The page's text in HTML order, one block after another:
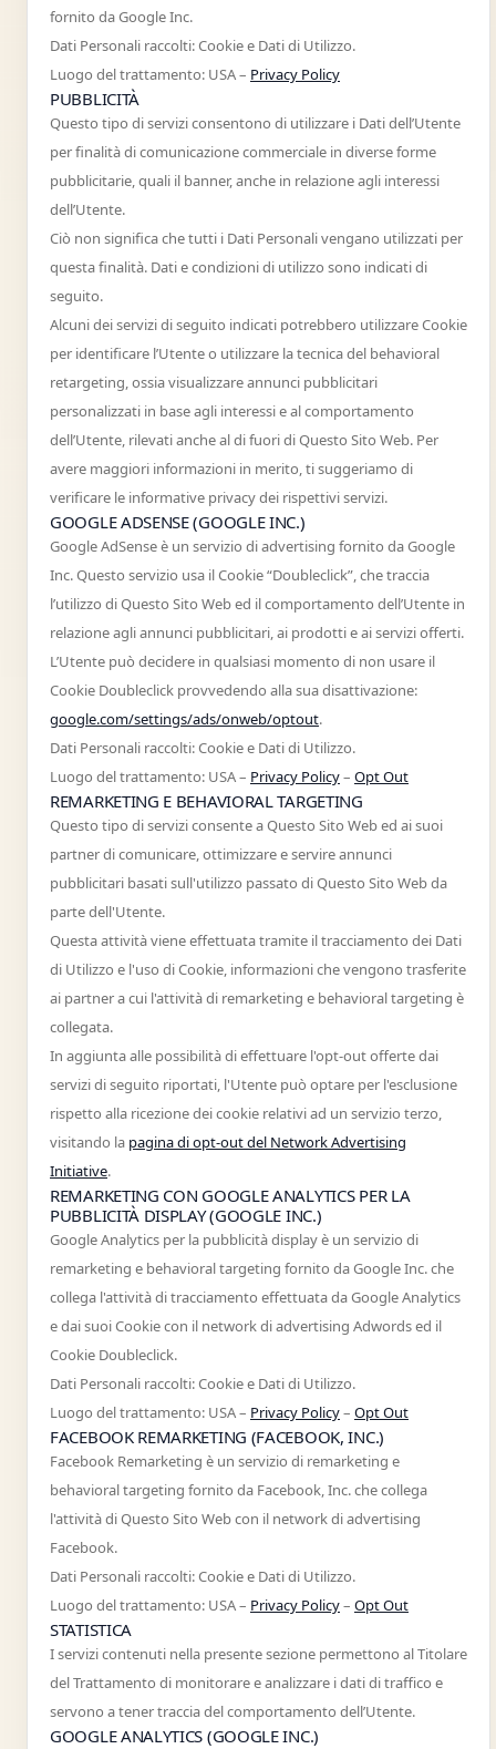
fornito da Google Inc.
Dati Personali raccolti: Cookie e Dati di Utilizzo.
Luogo del trattamento: USA – Privacy Policy
PUBBLICITÀ
Questo tipo di servizi consentono di utilizzare i Dati dell’Utente
per finalità di comunicazione commerciale in diverse forme
pubblicitarie, quali il banner, anche in relazione agli interessi
dell’Utente.
Ciò non significa che tutti i Dati Personali vengano utilizzati per
questa finalità. Dati e condizioni di utilizzo sono indicati di
seguito.
Alcuni dei servizi di seguito indicati potrebbero utilizzare Cookie
per identificare l’Utente o utilizzare la tecnica del behavioral
retargeting, ossia visualizzare annunci pubblicitari
personalizzati in base agli interessi e al comportamento
dell’Utente, rilevati anche al di fuori di Questo Sito Web. Per
avere maggiori informazioni in merito, ti suggeriamo di
verificare le informative privacy dei rispettivi servizi.
GOOGLE ADSENSE (GOOGLE INC.)
Google AdSense è un servizio di advertising fornito da Google
Inc. Questo servizio usa il Cookie “Doubleclick”, che traccia
l’utilizzo di Questo Sito Web ed il comportamento dell’Utente in
relazione agli annunci pubblicitari, ai prodotti e ai servizi offerti.
L’Utente può decidere in qualsiasi momento di non usare il
Cookie Doubleclick provvedendo alla sua disattivazione:
google.com/settings/ads/onweb/optout.
Dati Personali raccolti: Cookie e Dati di Utilizzo.
Luogo del trattamento: USA – Privacy Policy– Opt Out
REMARKETING E BEHAVIORAL TARGETING
Questo tipo di servizi consente a Questo Sito Web ed ai suoi
partner di comunicare, ottimizzare e servire annunci
pubblicitari basati sull'utilizzo passato di Questo Sito Web da
parte dell'Utente.
Questa attività viene effettuata tramite il tracciamento dei Dati
di Utilizzo e l'uso di Cookie, informazioni che vengono trasferite
ai partner a cui l'attività di remarketing e behavioral targeting è
collegata.
In aggiunta alle possibilità di effettuare l'opt-out offerte dai
servizi di seguito riportati, l'Utente può optare per l'esclusione
rispetto alla ricezione dei cookie relativi ad un servizio terzo,
visitando la pagina di opt-out del Network Advertising
Initiative.
REMARKETING CON GOOGLE ANALYTICS PER LA
PUBBLICITÀ DISPLAY (GOOGLE INC.)
Google Analytics per la pubblicità display è un servizio di
remarketing e behavioral targeting fornito da Google Inc. che
collega l'attività di tracciamento effettuata da Google Analytics
e dai suoi Cookie con il network di advertising Adwords ed il
Cookie Doubleclick.
Dati Personali raccolti: Cookie e Dati di Utilizzo.
Luogo del trattamento: USA – Privacy Policy– Opt Out
FACEBOOK REMARKETING (FACEBOOK, INC.)
Facebook Remarketing è un servizio di remarketing e
behavioral targeting fornito da Facebook, Inc. che collega
l'attività di Questo Sito Web con il network di advertising
Facebook.
Dati Personali raccolti: Cookie e Dati di Utilizzo.
Luogo del trattamento: USA – Privacy Policy– Opt Out
STATISTICA
I servizi contenuti nella presente sezione permettono al Titolare
del Trattamento di monitorare e analizzare i dati di traffico e
servono a tener traccia del comportamento dell’Utente.
GOOGLE ANALYTICS (GOOGLE INC.)